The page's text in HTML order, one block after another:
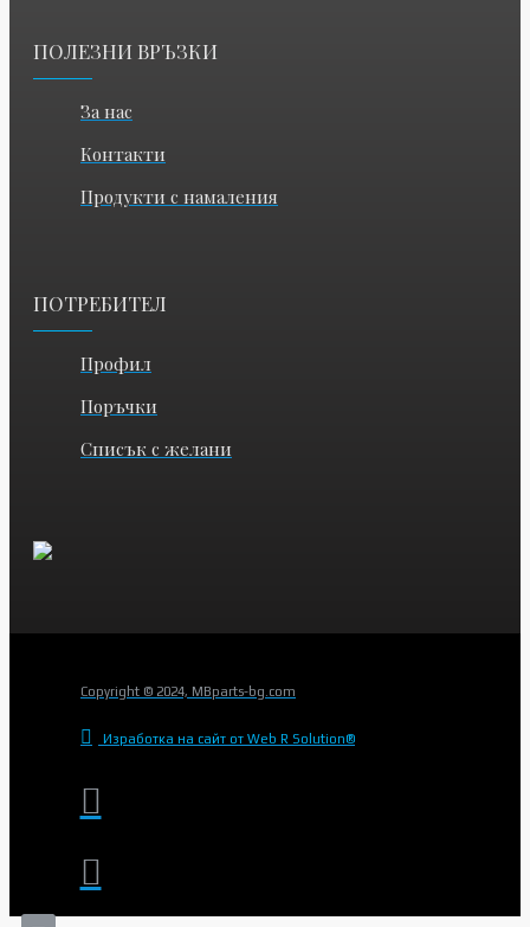
ПОЛЕЗНИ ВРЪЗКИ
За нас
Контакти
Продукти с намаления
ПОТРЕБИТЕЛ
Профил
Поръчки
Списък с желани
Copyright © 2024, MBparts-bg.com
Изработка на сайт от Web R Solution®